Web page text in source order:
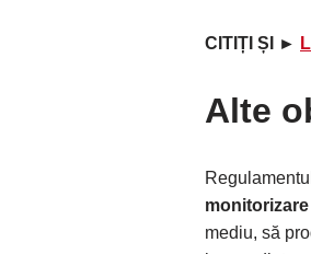
CITIȚI ȘI ►
Alte
mediu, să